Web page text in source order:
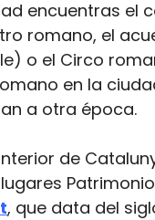
encuentras
romano, el
o el Circo
en la
a otra época.
de
, que data del